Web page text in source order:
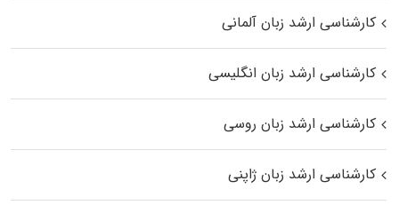
کارشناسی ارشد زبان آلمانی
کارشناسی ارشد زبان انگلیسی
کارشناسی ارشد زبان روسی
کارشناسی ارشد زبان ژاپنی